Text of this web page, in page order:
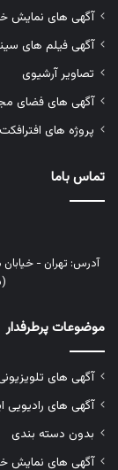
آگهی های نمایش
آگهی فیلم های
تصاویر آرشیوی
آگهی های فضای
پروژه های افترافکت
تماس باما
موضوعات پرطرفدار
آگهی های
آگهی های رادیویی
بدون دسته بندی
آگهی های نمایش